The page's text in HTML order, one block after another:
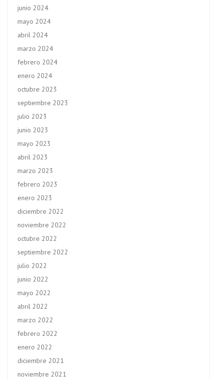
junio 2024
mayo 2024
abril 2024
marzo 2024
febrero 2024
enero 2024
octubre 2023
septiembre 2023
julio 2023
junio 2023
mayo 2023
abril 2023
marzo 2023
febrero 2023
enero 2023
diciembre 2022
noviembre 2022
octubre 2022
septiembre 2022
julio 2022
junio 2022
mayo 2022
abril 2022
marzo 2022
febrero 2022
enero 2022
diciembre 2021
noviembre 2021